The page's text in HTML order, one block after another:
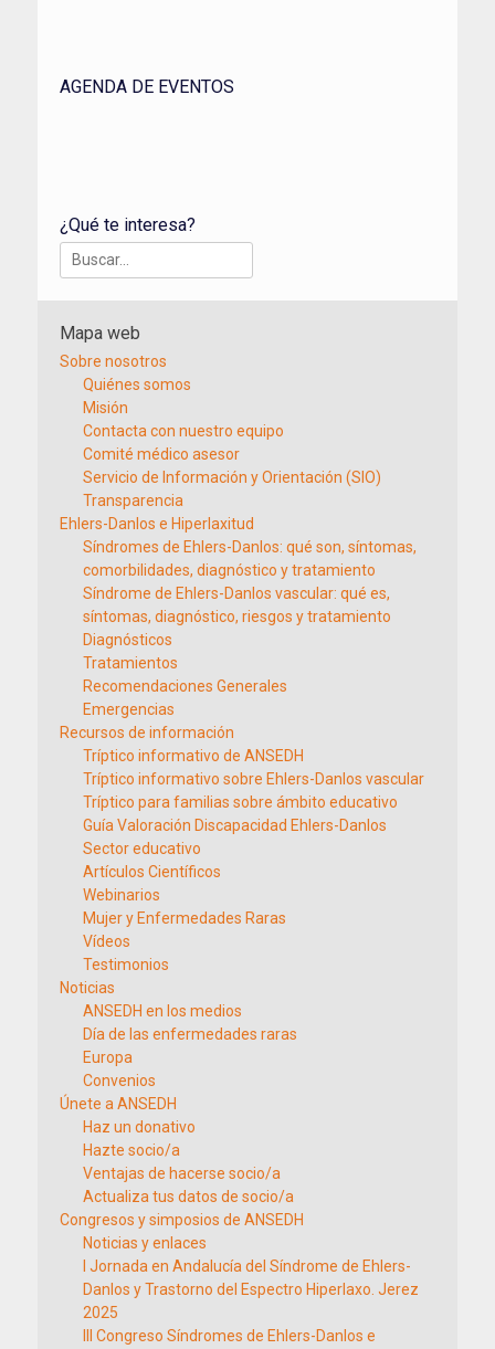
AGENDA DE EVENTOS
¿Qué te interesa?
Buscar:
Mapa web
Sobre nosotros
Quiénes somos
Misión
Contacta con nuestro equipo
Comité médico asesor
Servicio de Información y Orientación (SIO)
Transparencia
Ehlers-Danlos e Hiperlaxitud
Síndromes de Ehlers-Danlos: qué son, síntomas,
comorbilidades, diagnóstico y tratamiento
Síndrome de Ehlers-Danlos vascular: qué es,
síntomas, diagnóstico, riesgos y tratamiento
Diagnósticos
Tratamientos
Recomendaciones Generales
Emergencias
Recursos de información
Tríptico informativo de ANSEDH
Tríptico informativo sobre Ehlers-Danlos vascular
Tríptico para familias sobre ámbito educativo
Guía Valoración Discapacidad Ehlers-Danlos
Sector educativo
Artículos Científicos
Webinarios
Mujer y Enfermedades Raras
Vídeos
Testimonios
Noticias
ANSEDH en los medios
Día de las enfermedades raras
Europa
Convenios
Únete a ANSEDH
Haz un donativo
Hazte socio/a
Ventajas de hacerse socio/a
Actualiza tus datos de socio/a
Congresos y simposios de ANSEDH
Noticias y enlaces
I Jornada en Andalucía del Síndrome de Ehlers-
Danlos y Trastorno del Espectro Hiperlaxo. Jerez
2025
III Congreso Síndromes de Ehlers-Danlos e